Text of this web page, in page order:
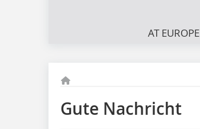
AT EUROPE
Gute Nachricht